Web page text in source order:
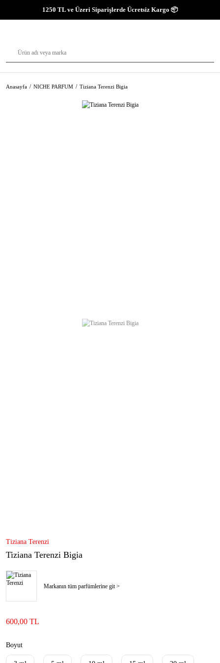
1250 TL ve Üzeri Siparişlerde Ücretsiz Kargo 📦
Anasayfa NICHE PARFUM Tiziana Terenzi Bigia
Tiziana Terenzi
Tiziana Terenzi Bigia
Markanın tüm parfümlerine git >
600,00 TL
Boyut